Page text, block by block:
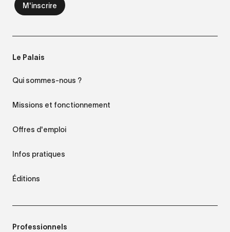
Le Palais
Qui sommes-nous ?
Missions et fonctionnement
Offres d'emploi
Infos pratiques
Éditions
Professionnels